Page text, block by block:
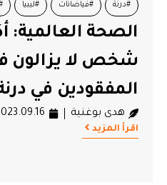
#درنة #فياضانات #ليبيا
شخص لا يزالون
المفقودين في درنة
هدى بوغنية
اقرأ المزيد